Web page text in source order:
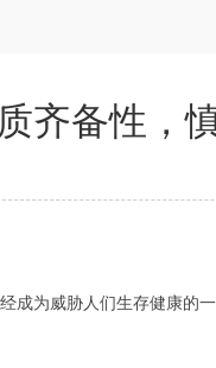
齐备性，
为威胁人们生存健康的